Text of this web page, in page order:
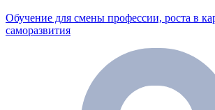
Обучение для смены профессии, роста в
саморазвития